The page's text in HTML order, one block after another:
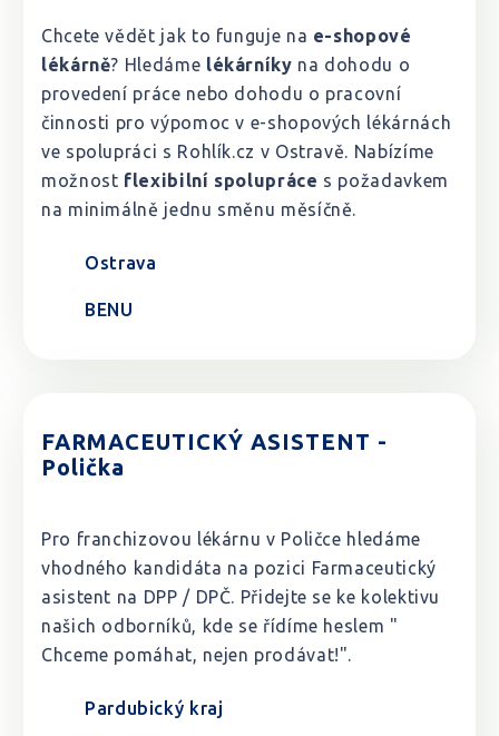
Chcete vědět jak to funguje na e-shopové
lékárně? Hledáme lékárníky na dohodu o
provedení práce nebo dohodu o pracovní
činnosti pro výpomoc v e-shopových lékárnách
ve spolupráci s Rohlík.cz v Ostravě. Nabízíme
možnost flexibilní spolupráce s požadavkem
na minimálně jednu směnu měsíčně.
Ostrava
BENU
FARMACEUTICKÝ ASISTENT -
Polička
Pro franchizovou lékárnu v Poličce hledáme
vhodného kandidáta na pozici Farmaceutický
asistent na DPP / DPČ. Přidejte se ke kolektivu
našich odborníků, kde se řídíme heslem "
Chceme pomáhat, nejen prodávat!".
Pardubický kraj